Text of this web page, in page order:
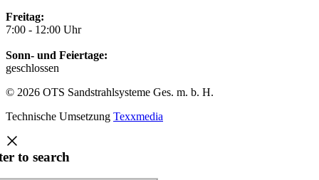
Freitag:
7:00 - 12:00 Uhr
Sonn- und Feiertage:
geschlossen
© 2026 OTS Sandstrahlsysteme Ges. m. b. H.
Technische Umsetzung Texxmedia
to search